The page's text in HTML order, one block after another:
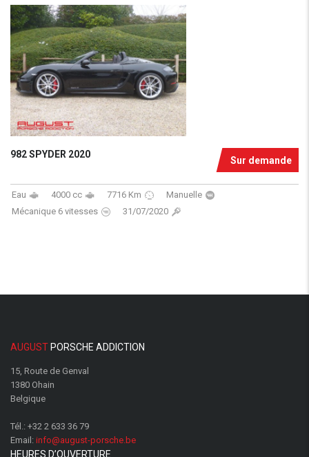
Sur demande
982 SPYDER 2020
Eau 4000 cc 7716 Km
Manuelle
Mécanique 6 vitesses
31/07/2020
AUGUST PORSCHE ADDICTION
15, Route de Genval
1380 Ohain
Belgique
Tél.: +32 2 633 36 79
Email: info@august-porsche.be
HEURES D’OUVERTURE